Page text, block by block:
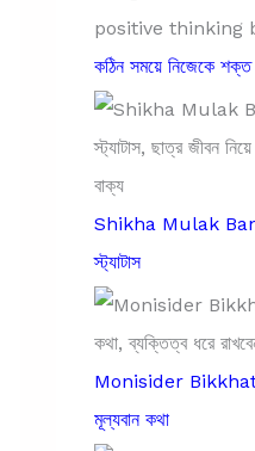
কঠিন সময়ে নিজেকে
Shikha Mulak Bani
স্ট্যাটাস
Monisider Bikkhato
মূল্যবান কথা